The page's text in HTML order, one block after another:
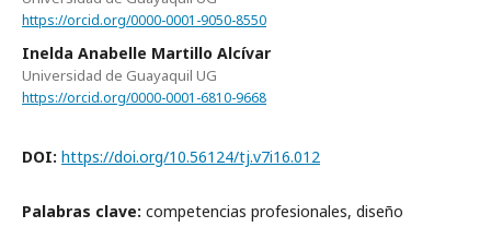
https://orcid.org/0000-0001-9050-8550
Inelda Anabelle Martillo Alcívar
Universidad de Guayaquil UG
https://orcid.org/0000-0001-6810-9668
DOI: https://doi.org/10.56124/tj.v7i16.012
Palabras clave: competencias profesionales, diseño